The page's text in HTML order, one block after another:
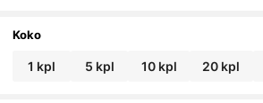
Koko
1 kpl 5 kpl 10 kpl 20 kpl